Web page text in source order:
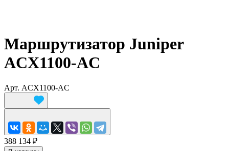
Маршрутизатор Juniper
ACX1100-AC
Арт. ACX1100-AC
388 134 ₽